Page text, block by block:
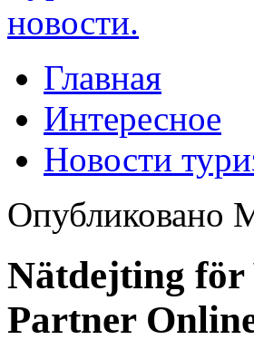
Главная
Интересное
Новости
Опубликовано
Nätdejting för
Partner